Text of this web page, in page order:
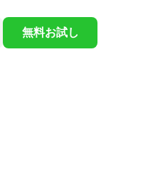
無料お試し